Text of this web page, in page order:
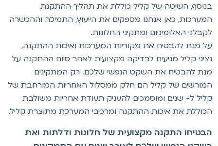
השיטה של קליל כוללת את תהליך ההתקנת
כאן אנחנו מספקים את הייעוץ, התמיכה וההכשרה
האלומיניום ומתקיני החלונות.
מנת להבטיח את מקוריות המערכות ואיכות ההתקנה,
קליל מגיעים לבדיקה מקצועית לאחר סיום ההתקנה על
להבטיח את השקט הנפשי שלכם. רק המתקינים
של קליל הם חלק ממסלול האחריות המורחבת של
ל- שנים ומוסמכים להעניק תעודת אחריות משולבת
את איכות ההתקנה ומרכיבי המערכת מתוצרת קליל.
התקנה מקצועית של חלונות ודלתות ואת